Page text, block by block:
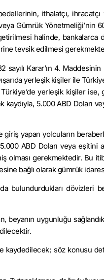
ithalatçı,
Gümrük Yönetmeliği’nin
halinde, bankalarca
tevsik edilmesi
sayılı Karar’ın 4.
yerleşik kişiler ile
yerleşik kişiler
kaydıyla, 5.000 ABD
yapan yolcuların
ABD Doları veya eşitini
olması gerekmektedir. Bu
bağlı olarak gümrük
bulundurdukları dövizleri
beyanın uygunluğu
söz konusu